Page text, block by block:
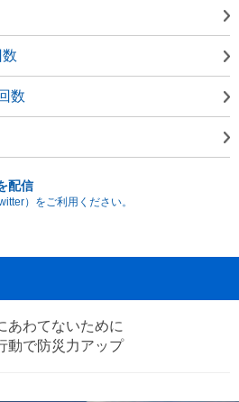
数
配信
）をご利用ください。
あわてないために
動で防災力アップ